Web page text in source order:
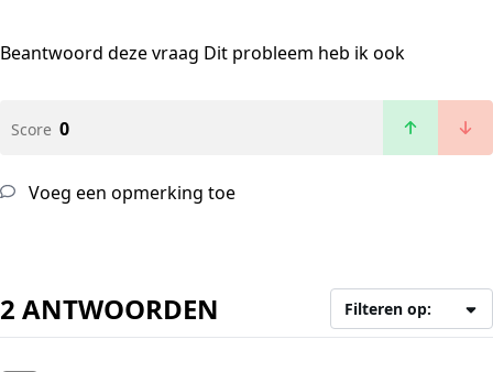
Beantwoord deze vraag Dit probleem heb ik ook
Score 0
Voeg een opmerking toe
2 ANTWOORDEN Filteren op: